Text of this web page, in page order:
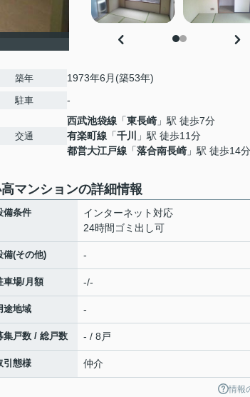
築年 1973年6月(築53年)
駐車 -
交通
西武池袋線 「東長崎 」駅 徒歩7分
有楽町線 「千川
」駅 徒歩11分
都営大江戸線 「落合南長崎 」駅 徒歩14分
マンションの詳細情報
備条件
インターネット対応
24時間ゴミ出し可
備(その他) -
車場/月額 -/-
途地域 -
集戸数 / 総戸数 - / 8戸
引態様 仲介
情報